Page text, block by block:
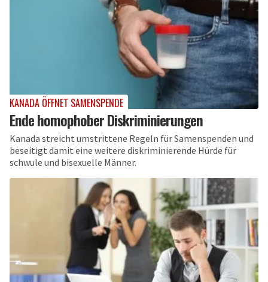
KANADA ÖFFNET SAMENSPENDE
Ende homophober Diskriminierungen
Kanada streicht umstrittene Regeln für Samenspenden und
beseitigt damit eine weitere diskriminierende Hürde für
schwule und bisexuelle Männer.